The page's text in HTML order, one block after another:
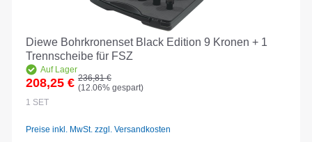
Diewe Bohrkronenset Black Edition 9 Kronen + 1
Trennscheibe für FSZ
Auf Lager
Verkaufspreis:
208,25 € Regulärer Preis:
236,81 €
(12.06% gespart)
1 SET
Preise inkl. MwSt. zzgl. Versandkosten